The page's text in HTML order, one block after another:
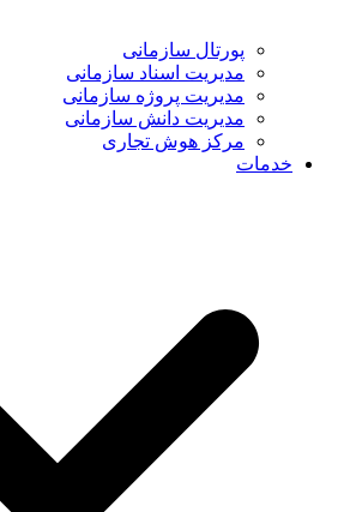
پورتال سازمانی
مدیریت اسناد سازمانی
مدیریت پروژه سازمانی
مدیریت دانش سازمانی
مرکز هوش تجاری
خدمات